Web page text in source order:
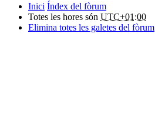
Inici Índex del fòrum
Totes les hores són UTC+01:00
Elimina totes les galetes del fòrum